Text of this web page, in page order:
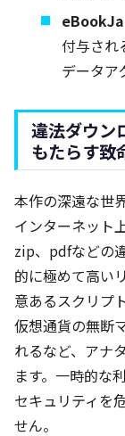
付与され
データア
違法ダウ
もたらす致
本作の深遠な世
インターネット
zip、pdfなどの
的に極めて高い
意あるスクリプ
仮想通貨の無断
れるなど、アナ
ます。一時的な
セキュリティを
せん。